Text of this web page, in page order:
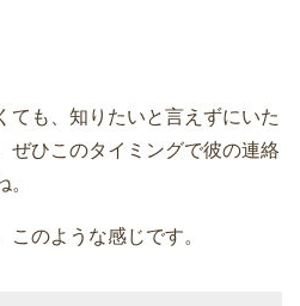
ても、知りたいと言えずにいた
ぜひこのタイミングで彼の連絡
のような感じです。